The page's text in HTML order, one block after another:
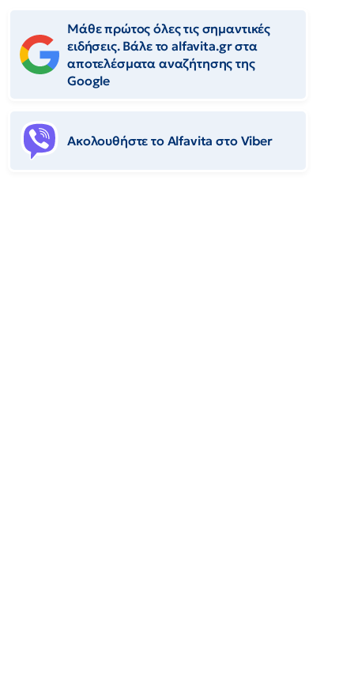
Μάθε πρώτος όλες τις σημαντικές
ειδήσεις. Βάλε το alfavita.gr στα
αποτελέσματα αναζήτησης της
Google
Ακολουθήστε το Αlfavita στο Viber